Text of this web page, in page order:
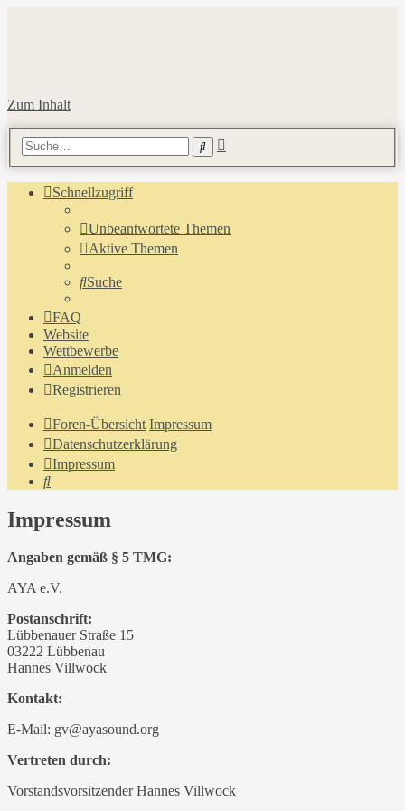
Zum Inhalt
Suche
Schnellzugriff
Unbeantwortete Themen
Aktive Themen
Suche
FAQ
Website
Wettbewerbe
Anmelden
Registrieren
Foren-Übersicht Impressum
Datenschutzerklärung
Impressum
Suche
Impressum
Angaben gemäß § 5 TMG:
AYA e.V.
Postanschrift:
Lübbenauer Straße 15
03222 Lübbenau
Hannes Villwock
Kontakt:
E-Mail: gv@ayasound.org
Vertreten durch:
Vorstandsvorsitzender Hannes Villwock